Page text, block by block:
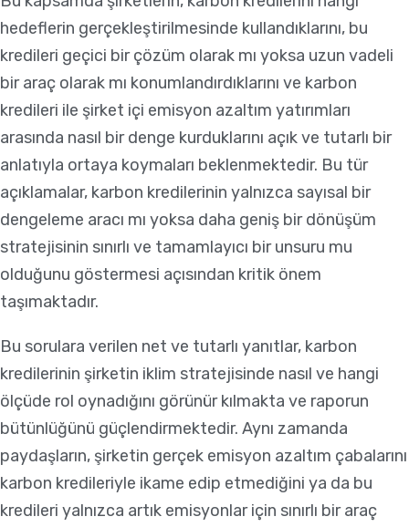
hedeflerin gerçekleştirilmesinde kullandıklarını, bu
kredileri geçici bir çözüm olarak mı yoksa uzun vadeli
bir araç olarak mı konumlandırdıklarını ve karbon
kredileri ile şirket içi emisyon azaltım yatırımları
arasında nasıl bir denge kurduklarını açık ve tutarlı bir
anlatıyla ortaya koymaları beklenmektedir. Bu tür
açıklamalar, karbon kredilerinin yalnızca sayısal bir
dengeleme aracı mı yoksa daha geniş bir dönüşüm
stratejisinin sınırlı ve tamamlayıcı bir unsuru mu
olduğunu göstermesi açısından kritik önem
taşımaktadır.
Bu sorulara verilen net ve tutarlı yanıtlar, karbon
kredilerinin şirketin iklim stratejisinde nasıl ve hangi
ölçüde rol oynadığını görünür kılmakta ve raporun
bütünlüğünü güçlendirmektedir. Aynı zamanda
paydaşların, şirketin gerçek emisyon azaltım çabalarını
karbon kredileriyle ikame edip etmediğini ya da bu
kredileri yalnızca artık emisyonlar için sınırlı bir araç